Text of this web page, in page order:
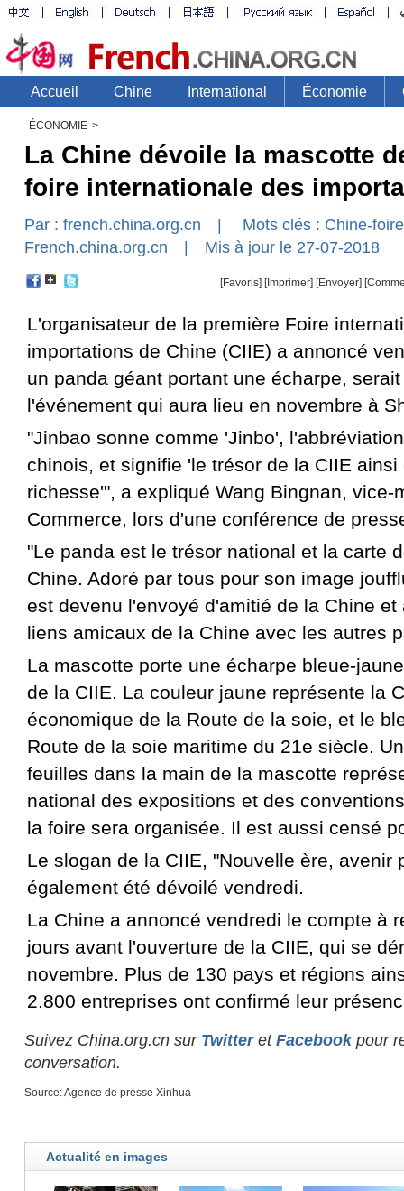
ÉCONOMIE >
La Chine dévoile la mascotte
foire internationale des
Par : french.china.org.cn | Mots clés : Chine-
French.china.org.cn | Mis à jour le 27-07-2018
[Favoris] [Imprimer] [Envoyer]
L'organisateur de la première Foire
importations de Chine (CIIE) a annoncé
un panda géant portant une écharpe,
l'événement qui aura lieu en novembre à
"Jinbao sonne comme 'Jinbo',
chinois, et signifie 'le trésor de la CIIE
richesse'", a expliqué Wang Bingnan, vice-
Commerce, lors d'une conférence de
"Le panda est le trésor national et la carte
Chine. Adoré par tous pour son image
est devenu l'envoyé d'amitié de la Chine et
liens amicaux de la Chine avec les autres
La mascotte porte une écharpe bleue-
de la CIIE. La couleur jaune représente la
économique de la Route de la soie, et le
Route de la soie maritime du 21e siècle.
feuilles dans la main de la mascotte
national des expositions et des
la foire sera organisée. Il est aussi censé
Le slogan de la CIIE, "Nouvelle ère, avenir
également été dévoilé vendredi.
La Chine a annoncé vendredi le compte à
jours avant l'ouverture de la CIIE, qui se
novembre. Plus de 130 pays et régions
2.800 entreprises ont confirmé leur
Suivez China.org.cn sur Twitteret Facebookpour
conversation.
Source: Agence de presse Xinhua